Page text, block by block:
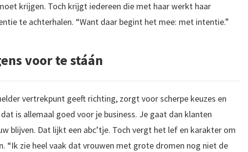
krijgen. Toch krijgt iedereen die met haar werkt haar
te achterhalen. “Want daar begint het mee: met intentie.”
voor te stáán
vertrekpunt geeft richting, zorgt voor scherpe keuzes en
is allemaal goed voor je business. Je gaat dan klanten
blijven. Dat lijkt een abc’tje. Toch vergt het lef en karakter om
“Ik zie heel vaak dat vrouwen met grote dromen nog niet de